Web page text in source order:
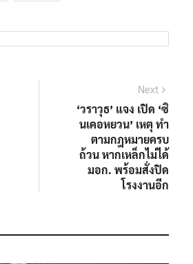
Next
‘วราวุธ’ แจง เปิด ‘ซิ
นเคอหยวน’ เหตุ ทำ
ตามกฎหมายครบ
ถ้วน หากเหล็กไม่ได้
มอก. พร้อมสั่งปิด
โรงงานอีก